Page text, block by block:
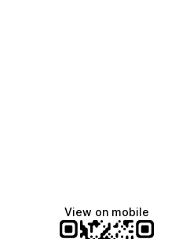
View on mobile